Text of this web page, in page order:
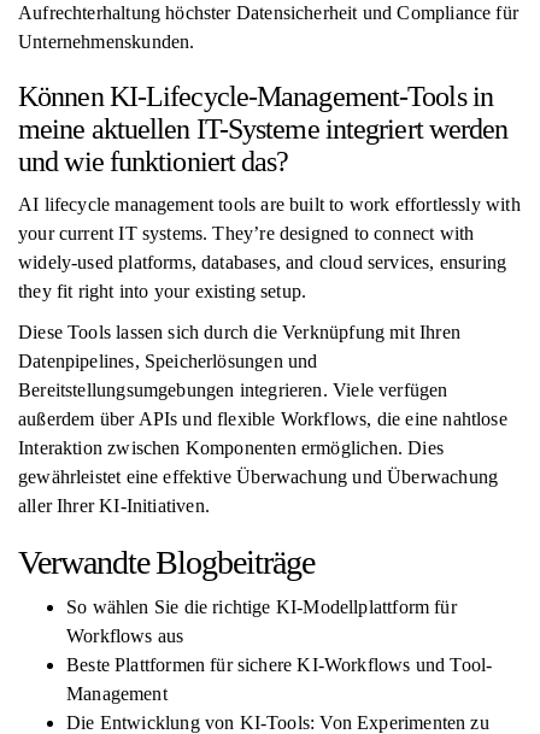
Aufrechterhaltung höchster Datensicherheit und Compliance für
Unternehmenskunden.
Können KI-Lifecycle-Management-Tools in
meine aktuellen IT-Systeme integriert werden
und wie funktioniert das?
AI lifecycle management tools are built to work effortlessly with
your current IT systems. They’re designed to connect with
widely-used platforms, databases, and cloud services, ensuring
they fit right into your existing setup.
Diese Tools lassen sich durch die Verknüpfung mit Ihren
Datenpipelines, Speicherlösungen und
Bereitstellungsumgebungen integrieren. Viele verfügen
außerdem über APIs und flexible Workflows, die eine nahtlose
Interaktion zwischen Komponenten ermöglichen. Dies
gewährleistet eine effektive Überwachung und Überwachung
aller Ihrer KI-Initiativen.
Verwandte Blogbeiträge
So wählen Sie die richtige KI-Modellplattform für
Workflows aus
Beste Plattformen für sichere KI-Workflows und Tool-
Management
Die Entwicklung von KI-Tools: Von Experimenten zu